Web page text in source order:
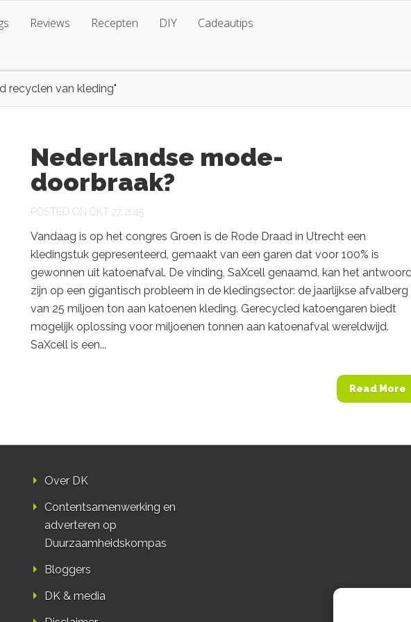
Reviews Recepten DIY Cadeautips
recyclen van kleding"
Nederlandse mode-
doorbraak?
POSTED ON OKT 27, 2015
Vandaag is op het congres Groen is de Rode Draad in Utrecht een
kledingstuk gepresenteerd, gemaakt van een garen dat voor 100% is
gewonnen uit katoenafval. De vinding, SaXcell genaamd, kan het antwoord
zijn op een gigantisch probleem in de kledingsector: de jaarlijkse afvalberg
van 25 miljoen ton aan katoenen kleding. Gerecycled katoengaren biedt
mogelijk oplossing voor miljoenen tonnen aan katoenafval wereldwijd.
SaXcell is een...
Read More
Over DK
Contentsamenwerking en
adverteren op
Duurzaamheidskompas
Bloggers
DK & media